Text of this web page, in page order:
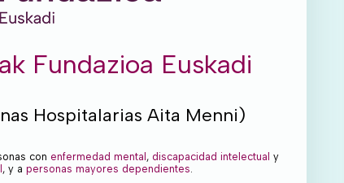
Fundazioa Euskadi
Hospitalarias Aita Menni)
con enfermedad mental, discapacidad intelectual y
, y apersonas mayores dependientes